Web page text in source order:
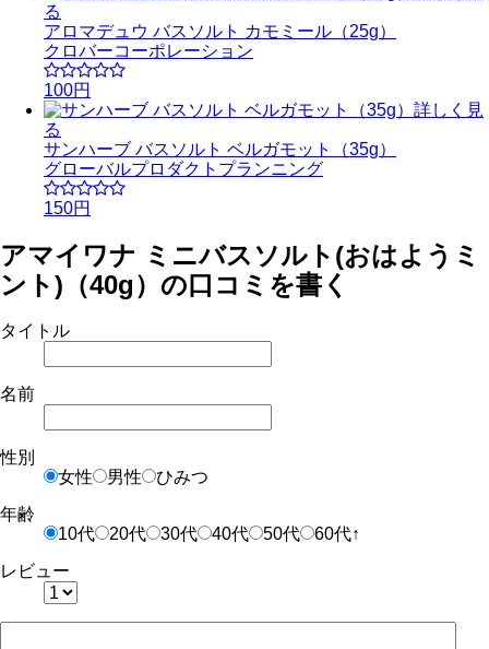
る
アロマデュウ バスソルト カモミール（25g）
クロバーコーポレーション
100円
詳しく見
る
サンハーブ バスソルト ベルガモット（35g）
グローバルプロダクトプランニング
150円
アマイワナ ミニバスソルト(おはようミ
ント)（40g）の口コミを書く
タイトル
名前
性別
女性
男性
ひみつ
年齢
10代
20代 30代 40代 50代
60代↑
レビュー